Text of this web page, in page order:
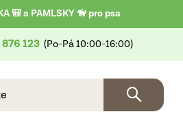
🎒 a PAMLSKY 🦮 pro psa
123